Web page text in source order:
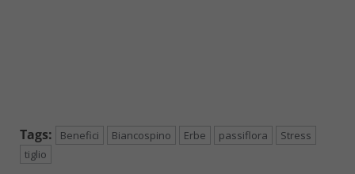
Tags: Benefici Biancospino Erbe passiflora
Stress
tiglio